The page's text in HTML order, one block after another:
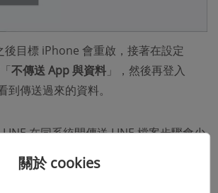
後目標 iPhone 會重啟，接著在設定
不傳送 App 與資料 」，然後再登入
到傳送過來的資料。
在同系統間傳送 LINE 檔案步驟會少
動點擊才能繼續轉移作業。此外若要用到
需要按提示完成開啟 USB 偵錯模式、
關於 cookies